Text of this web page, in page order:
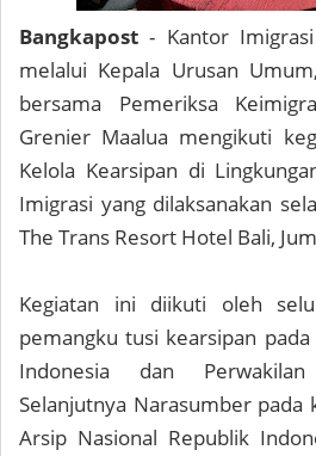
Bangkapost - Kantor
melalui Kepala Urusan
bersama Pemeriksa
Grenier Maalua mengikuti
Kelola Kearsipan di
Imigrasi yang dilaksanakan
The Trans Resort Hotel Bali,
Kegiatan ini diikuti oleh
pemangku tusi kearsipan pada
Indonesia dan
Selanjutnya Narasumber pada
Arsip Nasional Republik